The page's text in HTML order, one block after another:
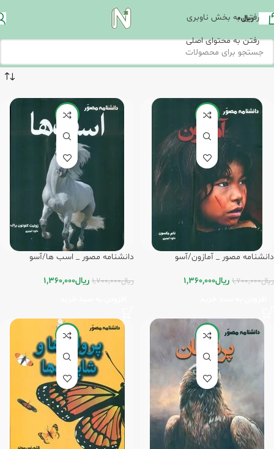
رفتن به بخش ناوبری
رفتن به محتوای اصلی
ریال0
-20%
دانشنامه مصور _ آمازون/آسو
ریال1,700,000 ریال1,360,000
-20%
دانشنامه مصور _ اسب ها/آسو
ریال1,700,000 ریال1,360,000
-20%
-20%